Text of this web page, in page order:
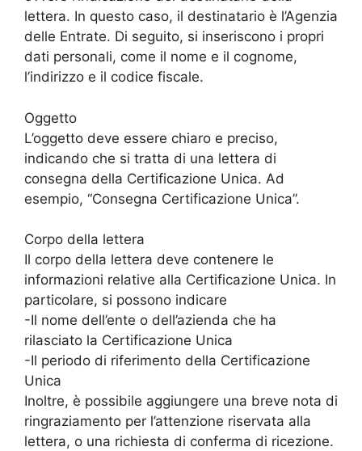
lettera. In questo caso, il destinatario è l’Agenzia
delle Entrate. Di seguito, si inseriscono i propri
dati personali, come il nome e il cognome,
l’indirizzo e il codice fiscale.
Oggetto
L’oggetto deve essere chiaro e preciso,
indicando che si tratta di una lettera di
consegna della Certificazione Unica. Ad
esempio, “Consegna Certificazione Unica”.
Corpo della lettera
Il corpo della lettera deve contenere le
informazioni relative alla Certificazione Unica. In
particolare, si possono indicare
-Il nome dell’ente o dell’azienda che ha
rilasciato la Certificazione Unica
-Il periodo di riferimento della Certificazione
Unica
Inoltre, è possibile aggiungere una breve nota di
ringraziamento per l’attenzione riservata alla
lettera, o una richiesta di conferma di ricezione.